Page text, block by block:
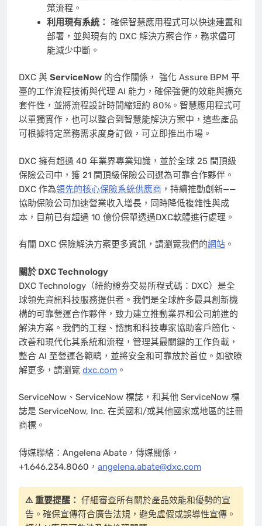
策流程。
利用現有系統： 確保智慧應用程式可以快速建置和
部署，並與現有的 DXC 解決方案合作，務求儘可
能減少中斷。
DXC 與 ServiceNow 的合作關係， 強化 Assure BPM 平
臺的工作流程技術與代理 AI 能力，確保強健的效能與擴充
套件性，並將流程設計時間縮短約 80%。智慧應用程式可
以單獨實作，也可以整合到智慧能解決方案中，這些產品
可根據特定業務需求度身訂做，可立即推出市場。
DXC 擁有超過 40 年業界專業知識，並於全球 25 間頂級
保險公司中，獲 21 間頂級保險公司選為可靠合作夥伴。
DXC 作為領先的核心保險系統供應商 ，持續推動創新——
協助保險公司加速營業收入增長，同時降低複雜性與成
本，目前已有超過 10 億份保單透過DXC軟體進行處理。
有關 DXC 保險解決方案更多資訊，請瀏覽我們的網站 。
關於 DXC Technology
DXC Technology（紐約證券交易所程式碼：DXC）是全
球領先資訊科技服務提供者。我們是全球許多最具創新機
構的可靠營運合作夥伴，致力建立推動業界和公司前進的
解決方案。我們的工程、諮詢和科技專家協助客戶簡化、
改善和現代化其系統和流程，管理其最關鍵的工作負載，
整合 AI 至營運各範疇，並將安全和可靠放於首位。如欲瞭
解更多，請瀏覽 dxc.com 。
ServiceNow、ServiceNow 標誌，和其他 ServiceNow 標
誌是 ServiceNow, Inc. 在美國和/或其他國家或地區的註冊
商標。
傳媒聯絡：Angelena Abate，傳媒關係，
+1.646.234.8060， angelena.abate@dxc.com
⚠️ 重要提醒： 仔細審查所有關於產品效能和優勢的宣
告。確保宣傳符合廣告法規，避免虛假或誤導性宣傳。